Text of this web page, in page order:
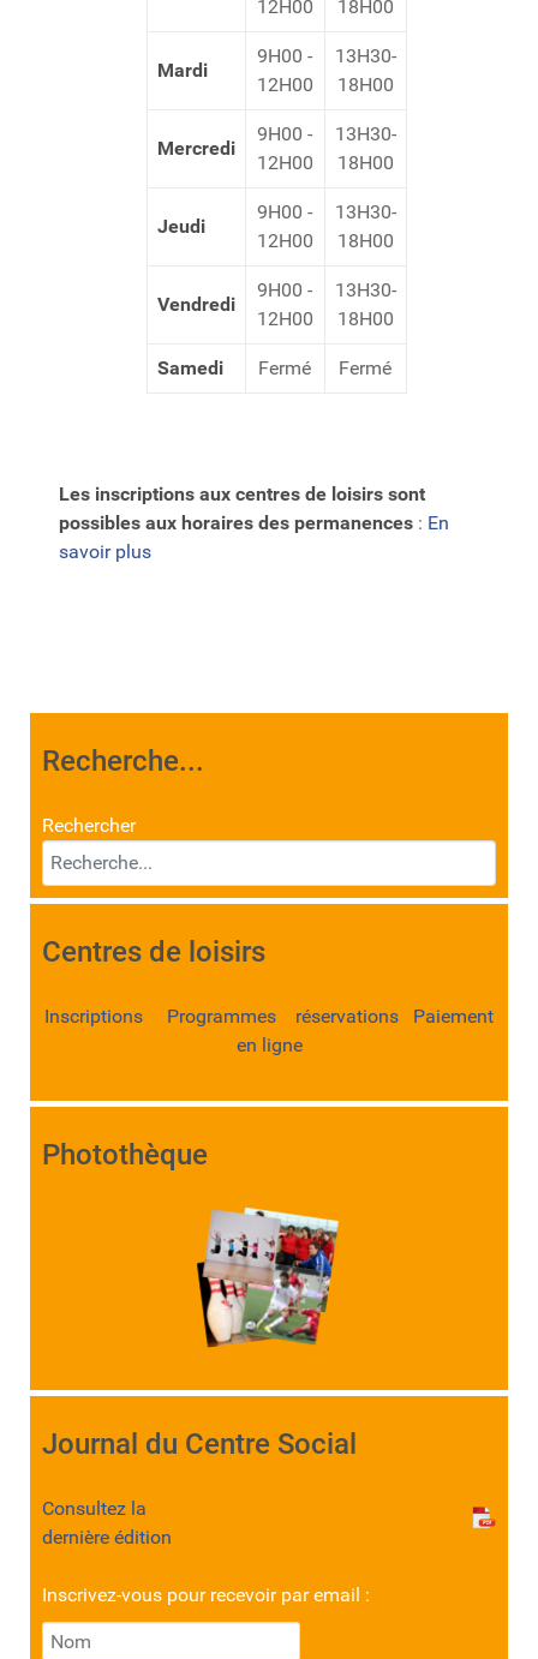
12H00 18H00
Mardi
9H00 -
12H00
13H30-
18H00
Mercredi
9H00 -
12H00
13H30-
18H00
Jeudi
9H00 -
12H00
13H30-
18H00
Vendredi
9H00 -
12H00
13H30-
18H00
Samedi Fermé Fermé
Les inscriptions aux centres de loisirs sont
possibles aux horaires des permanences : En
savoir plus
Recherche...
Rechercher
Centres de loisirs
Inscriptions Programmes réservations Paiement
en ligne
Photothèque
Journal du Centre Social
Consultez la
dernière édition
Inscrivez-vous pour recevoir par email :